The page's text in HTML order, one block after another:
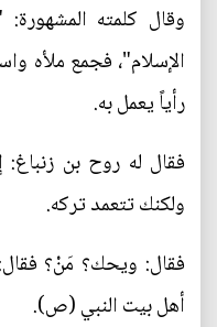
وقال كلمته
الإسلام"، فجمع ملأه
رأياً يعمل به.
فقال له روح بن زنباغ:
ولكنك تتعمد تركه.
فقال: ويحك؟ مَنْ؟
أهل بيت النبي (ص).